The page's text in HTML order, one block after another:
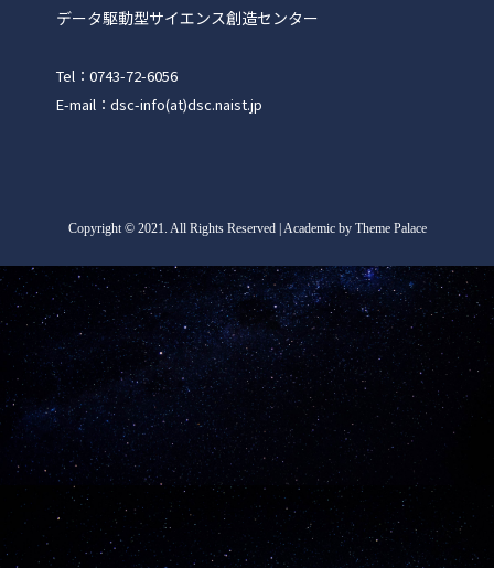
データ駆動型サイエンス創造センター
Tel：0743-72-6056
E-mail：dsc-info(at)dsc.naist.jp
Copyright©2021. All Rights Reserved | Academic by Theme Palace